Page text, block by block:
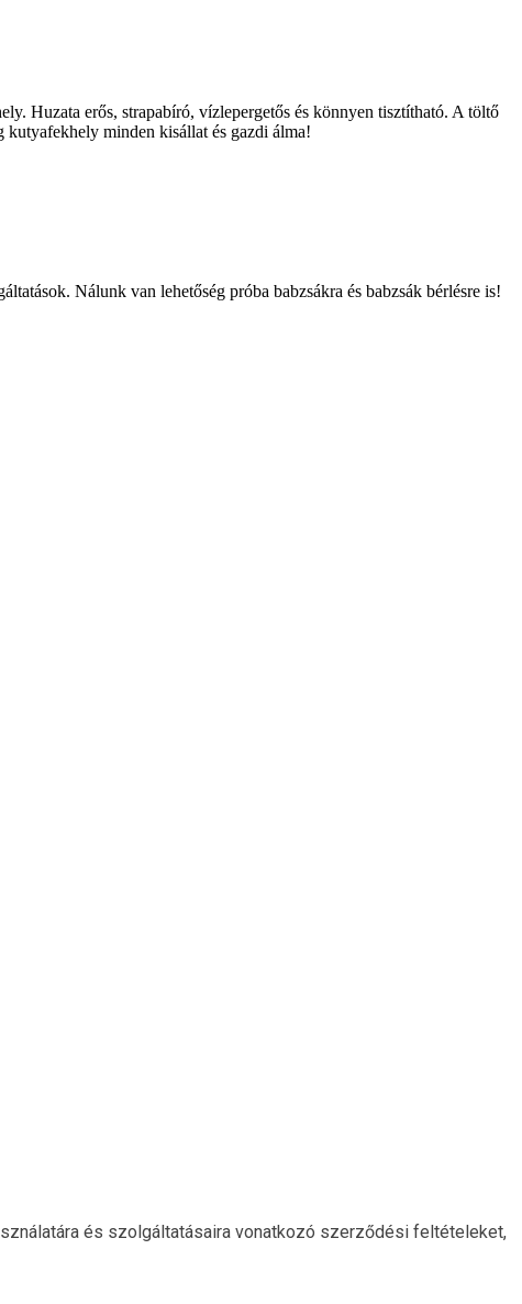
Huzata erős, strapabíró, vízlepergetős és könnyen tisztítható. A töltő
kutyafekhely minden kisállat és gazdi álma!
Nálunk van lehetőség próba babzsákra és babzsák bérlésre is!
és szolgáltatásaira vonatkozó szerződési feltételeket,